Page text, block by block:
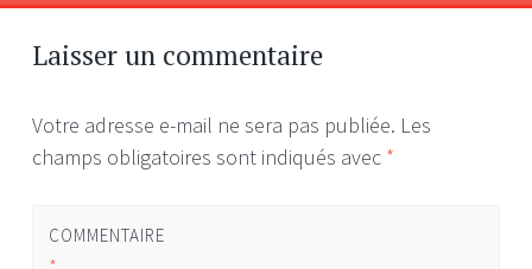
Laisser un commentaire
Votre adresse e-mail ne sera pas publiée. Les
champs obligatoires sont indiqués avec *
COMMENTAIRE